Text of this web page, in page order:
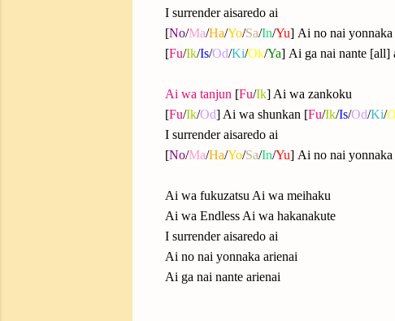
I surrender aisaredo ai
[No/Ma/Ha/Yo/Sa/In/Yu] Ai no nai yonnaka
[Fu/Ik/Is/Od/Ki/Ok/Ya] Ai ga nai nante [all]
Ai wa tanjun [Fu/Ik] Ai wa zankoku
[Fu/Ik/Od] Ai wa shunkan [Fu/Ik/Is/Od/Ki/
I surrender aisaredo ai
[No/Ma/Ha/Yo/Sa/In/Yu] Ai no nai yonnaka
Ai wa fukuzatsu Ai wa meihaku
Ai wa Endless Ai wa hakanakute
I surrender aisaredo ai
Ai no nai yonnaka arienai
Ai ga nai nante arienai